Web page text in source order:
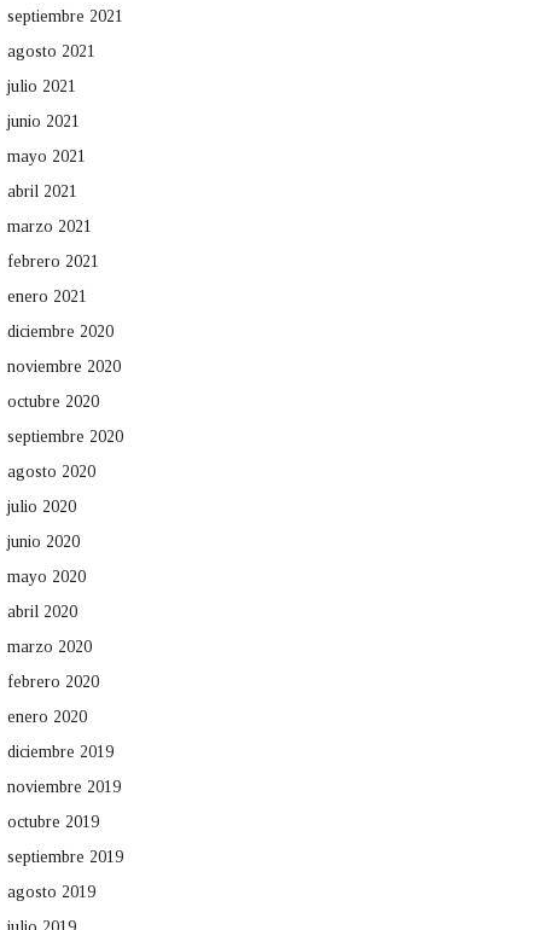
septiembre 2021
agosto 2021
julio 2021
junio 2021
mayo 2021
abril 2021
marzo 2021
febrero 2021
enero 2021
diciembre 2020
noviembre 2020
octubre 2020
septiembre 2020
agosto 2020
julio 2020
junio 2020
mayo 2020
abril 2020
marzo 2020
febrero 2020
enero 2020
diciembre 2019
noviembre 2019
octubre 2019
septiembre 2019
agosto 2019